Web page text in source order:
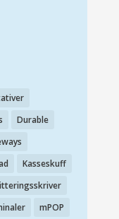
Durable
Kasseskuff
mPOP